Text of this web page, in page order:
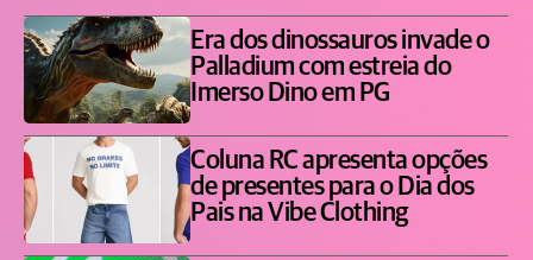
Era dos dinossauros invade o
Palladium com estreia do
Imerso Dino em PG
Coluna RC apresenta opções
de presentes para o Dia dos
Pais na Vibe Clothing